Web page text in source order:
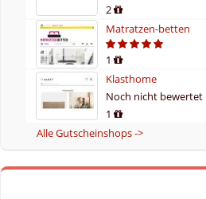
2
Matratzen-betten
1
Klasthome
Noch nicht bewertet
1
Alle Gutscheinshops ->